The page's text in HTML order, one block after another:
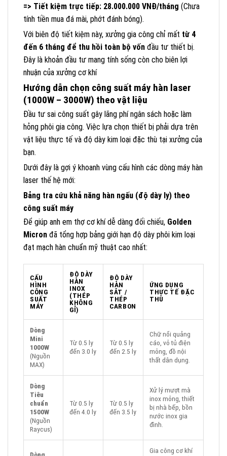
=> Tiết kiệm trực tiếp: 28.000.000 VNĐ/tháng (Chưa
tính tiền mua đá mài, phớt đánh bóng).
Với biên độ tiết kiệm này, xưởng gia công chỉ mất từ 4
đến 6 tháng để thu hồi toàn bộ vốn đầu tư thiết bị.
Đây là khoản đầu tư mang tính sống còn cho biên lợi
nhuận của xưởng cơ khí
Hướng dẫn chọn công suất máy hàn laser
(1000W – 3000W) theo vật liệu
Đầu tư sai công suất gây lãng phí ngân sách hoặc làm
hỏng phôi gia công. Việc lựa chọn thiết bị phải dựa trên
vật liệu thực tế và độ dày kim loại đặc thù tại xưởng của
bạn.
Dưới đây là gợi ý khoanh vùng cấu hình các dòng máy hàn
laser thế hệ mới:
Bảng tra cứu khả năng hàn ngấu (độ dày ly) theo
công suất máy
Để giúp anh em thợ cơ khí dễ dàng đối chiếu, Golden
Micron đã tổng hợp bảng giới hạn độ dày phôi kim loại
đạt mạch hàn chuẩn mỹ thuật cao nhất:
CẤU
HÌNH
CÔNG
SUẤT
MÁY
ĐỘ DÀY
HÀN
INOX
(THÉP
KHÔNG
GỈ)
ĐỘ DÀY
HÀN
SẮT /
THÉP
CARBON
ỨNG DỤNG
THỰC TẾ ĐẶC
THÙ
Dòng
Mini
1000W
(Nguồn
MAX)
Từ 0.5 ly
đến 3.0 ly
Từ 0.5 ly
đến 2.5 ly
Chữ nổi quảng
cáo, vỏ tủ điện
mỏng, đồ nội
thất dân dụng.
Dòng
Tiêu
chuẩn
1500W
(Nguồn
Raycus)
Từ 0.5 ly
đến 4.0 ly
Từ 0.5 ly
đến 3.5 ly
Xử lý mượt mà
inox mỏng, thiết
bị nhà bếp, bồn
nước inox gia
đình.
Gia công cơ khí